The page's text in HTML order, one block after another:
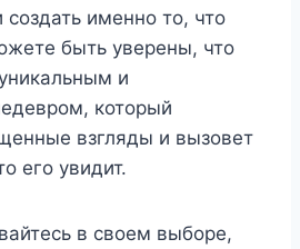
именно то, что
быть уверены, что
и
который
взгляды и вызовет
его увидит.
в своем выборе,